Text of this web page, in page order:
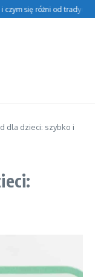
się różni od tradycyjnej
dla dzieci: szybko i